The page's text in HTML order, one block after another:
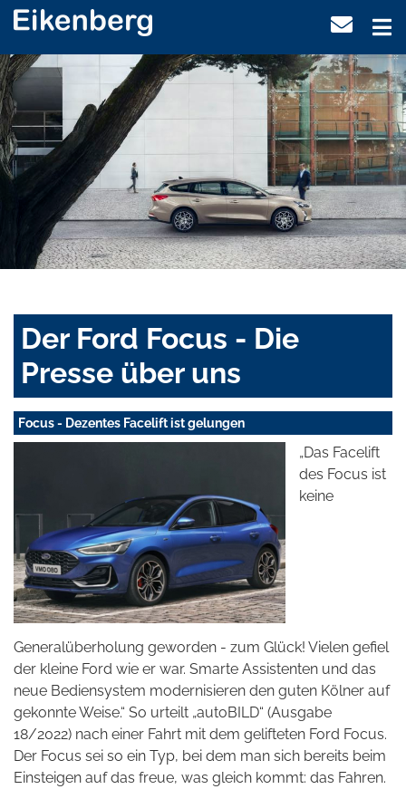
Der Ford Focus - Die
Presse über uns
Focus - Dezentes Facelift ist gelungen
„Das Facelift
des Focus ist
keine
Generalüberholung geworden - zum Glück! Vielen gefiel
der kleine Ford wie er war. Smarte Assistenten und das
neue Bediensystem modernisieren den guten Kölner auf
gekonnte Weise.“ So urteilt „autoBILD“ (Ausgabe
18/2022) nach einer Fahrt mit dem gelifteten Ford Focus.
Der Focus sei so ein Typ, bei dem man sich bereits beim
Einsteigen auf das freue, was gleich kommt: das Fahren.